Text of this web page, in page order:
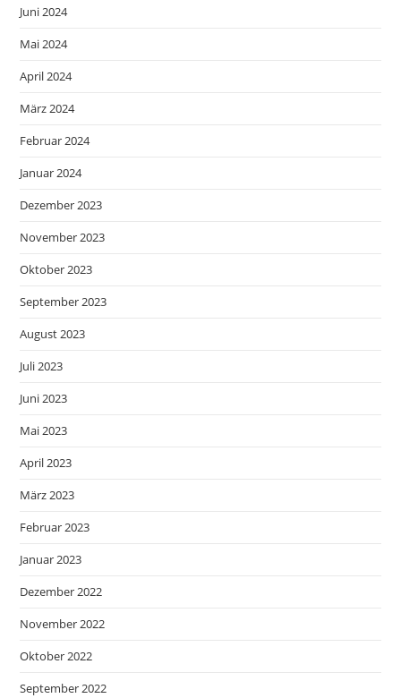
Juni 2024
Mai 2024
April 2024
März 2024
Februar 2024
Januar 2024
Dezember 2023
November 2023
Oktober 2023
September 2023
August 2023
Juli 2023
Juni 2023
Mai 2023
April 2023
März 2023
Februar 2023
Januar 2023
Dezember 2022
November 2022
Oktober 2022
September 2022